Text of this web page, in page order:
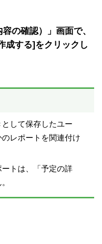
の確認）」画面で、
成する]をクリックし
して保存したユー
レポートを関連付け
トは、「予定の詳